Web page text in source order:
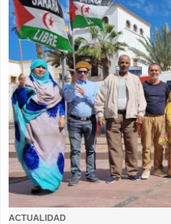
ACTUALIDAD